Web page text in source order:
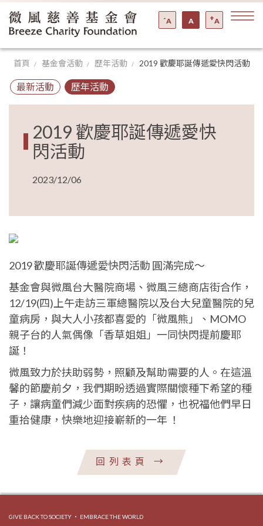
+A
A
-A
首頁 基金會活動 歷年活動 2019 歡慶耶誕傳遞愛快閃活動
最新活動 歷年活動
2019 歡慶耶誕傳遞愛快
閃活動
2023/12/06
2019 歡慶耶誕傳遞愛快閃活動 圓滿完成～
基金會與微風台大醫院商場、微風三總商店街合作，
12/19(四)上午走訪三軍總醫院以及台大兒童醫院的兒
童病房，與大人小孩都喜愛的「微風熊」、MOMO
親子台的人氣偶像「香草姐姐」一同快閃提前慶耶
誕！
微風致力於扶助弱勢，照顧及幫助需要的人。在這溫
馨的節慶前夕，我們期盼透過實際關懷種下希望的種
子，讓病童們減少面對疾病的恐懼，也祝福他們早日
重拾健康，快樂地迎接嶄新的一年 ！
回列表頁→
GIVE BACK TO SOCIETY ‧ EMBRACE THE WORLD